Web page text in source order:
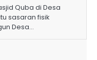
Quba di Desa
sasaran fisik
Desa…